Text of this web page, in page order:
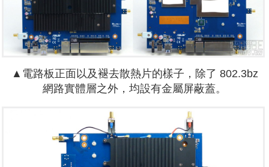
▲電路板正面以及褪去散熱片的樣子，除了 802.3bz
網路實體層之外，均設有金屬屏蔽蓋。